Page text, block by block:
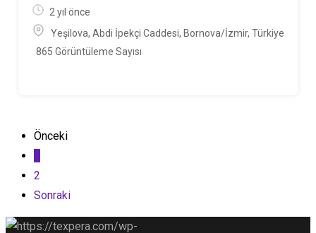
2 yıl önce
Yeşilova, Abdi İpekçi Caddesi, Bornova/İzmir, Türkiye
865 Görüntüleme Sayısı
Önceki
2
Sonraki